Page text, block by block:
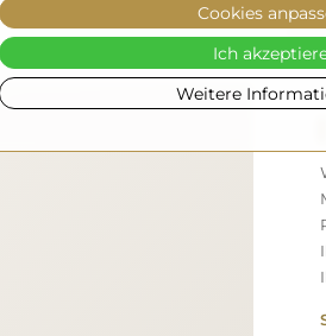
Weitere
Cookies
Ich